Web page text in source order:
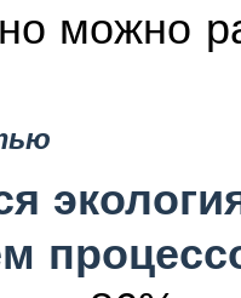
можно